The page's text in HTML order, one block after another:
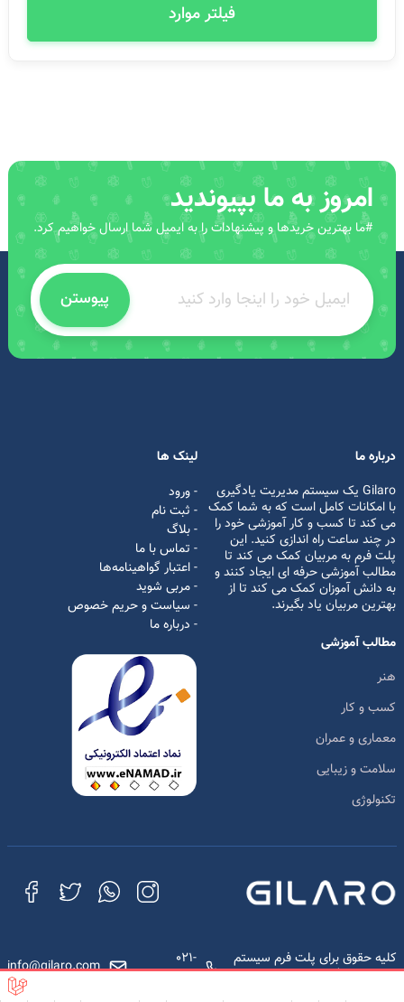
فیلتر موارد
امروز به ما بپیوندید
#ما بهترین خریدها و پیشنهادات را به ایمیل شما ارسال خواهیم کرد.
پیوستن
درباره ما
Gilaro یک سیستم مدیریت یادگیری
با امکانات کامل است که به شما کمک
می کند تا کسب و کار آموزشی خود را
در چند ساعت راه اندازی کنید. این
پلت فرم به مربیان کمک می کند تا
مطالب آموزشی حرفه ای ایجاد کنند و
به دانش آموزان کمک می کند تا از
بهترین مربیان یاد بگیرند.
لینک ها
- ورود
- ثبت نام
- بلاگ
- تماس با ما
- اعتبار گواهینامه‌ها
- مربی شوید
- سیاست و حریم خصوص
- درباره ما
مطالب آموزشی
هنر
کسب و کار
معماری و عمران
سلامت و زیبایی
تکنولوژی
کلیه حقوق برای پلت فرم سیستم
مدیریت یادگیری محفوظ است.
021-
88442002
info@gilaro.com